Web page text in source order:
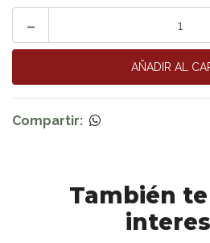
-
Compartir:
También